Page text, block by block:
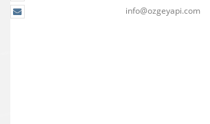
info@ozgeyapi.com